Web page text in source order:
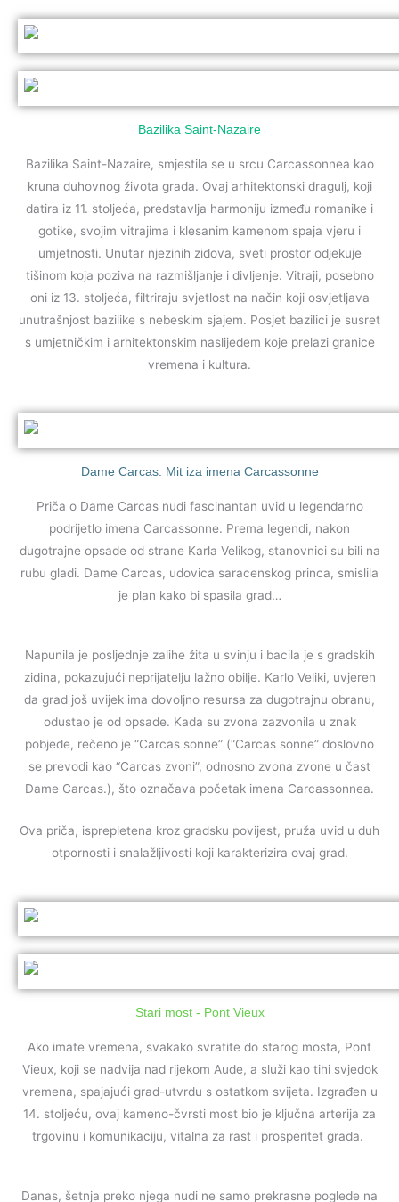
Bazilika Saint-Nazaire
Bazilika Saint-Nazaire, smjestila se u srcu Carcassonnea kao
kruna duhovnog života grada. Ovaj arhitektonski dragulj, koji
datira iz 11. stoljeća, predstavlja harmoniju između romanike i
gotike, svojim vitrajima i klesanim kamenom spaja vjeru i
umjetnosti. Unutar njezinih zidova, sveti prostor odjekuje
tišinom koja poziva na razmišljanje i divljenje. Vitraji, posebno
oni iz 13. stoljeća, filtriraju svjetlost na način koji osvjetljava
unutrašnjost bazilike s nebeskim sjajem. Posjet bazilici je susret
s umjetničkim i arhitektonskim naslijeđem koje prelazi granice
vremena i kultura.
Dame Carcas: Mit iza imena Carcassonne
Priča o Dame Carcas nudi fascinantan uvid u legendarno
podrijetlo imena Carcassonne. Prema legendi, nakon
dugotrajne opsade od strane Karla Velikog, stanovnici su bili na
rubu gladi. Dame Carcas, udovica saracenskog princa, smislila
je plan kako bi spasila grad…
Napunila je posljednje zalihe žita u svinju i bacila je s gradskih
zidina, pokazujući neprijatelju lažno obilje. Karlo Veliki, uvjeren
da grad još uvijek ima dovoljno resursa za dugotrajnu obranu,
odustao je od opsade. Kada su zvona zazvonila u znak
pobjede, rečeno je “Carcas sonne” (“Carcas sonne” doslovno
se prevodi kao “Carcas zvoni”, odnosno zvona zvone u čast
Dame Carcas.), što označava početak imena Carcassonnea.
Ova priča, isprepletena kroz gradsku povijest, pruža uvid u duh
otpornosti i snalažljivosti koji karakterizira ovaj grad.
Stari most - Pont Vieux
Ako imate vremena, svakako svratite do starog mosta, Pont
Vieux, koji se nadvija nad rijekom Aude, a služi kao tihi svjedok
vremena, spajajući grad-utvrdu s ostatkom svijeta. Izgrađen u
14. stoljeću, ovaj kameno-čvrsti most bio je ključna arterija za
trgovinu i komunikaciju, vitalna za rast i prosperitet grada.
Danas, šetnja preko njega nudi ne samo prekrasne poglede na